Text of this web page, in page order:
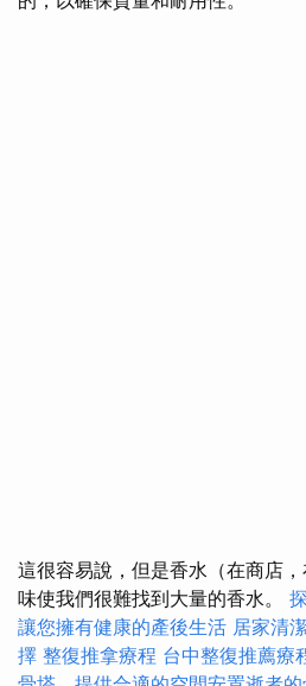
這很容易說，但是香水（在商店
味使我們很難找到大量的香水。
讓您擁有健康的產後生活 居家清
擇 整復推拿療程 台中整復推薦療